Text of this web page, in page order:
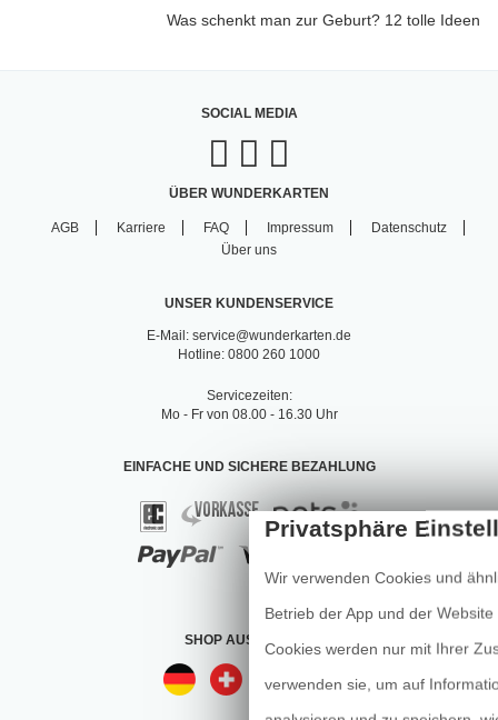
Was schenkt man zur Geburt? 12 tolle Ideen
SOCIAL MEDIA
ÜBER WUNDERKARTEN
AGB Karriere FAQ Impressum
Datenschutz
Über uns
UNSER KUNDENSERVICE
E-Mail: service@wunderkarten.de
Hotline: 0800 260 1000
Servicezeiten:
Mo - Fr von 08.00 - 16.30 Uhr
EINFACHE UND SICHERE BEZAHLUNG
SHOP AUSWÄHLEN
Wir verwenden Cookies und
Betrieb der App und der
Cookies werden nur mit Ihrer
verwenden sie, um auf